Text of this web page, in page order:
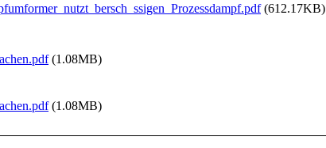
(612.17KB)
(1.08MB)
(1.08MB)